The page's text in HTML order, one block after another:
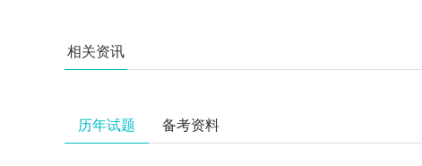
相关资讯
历年试题 备考资料